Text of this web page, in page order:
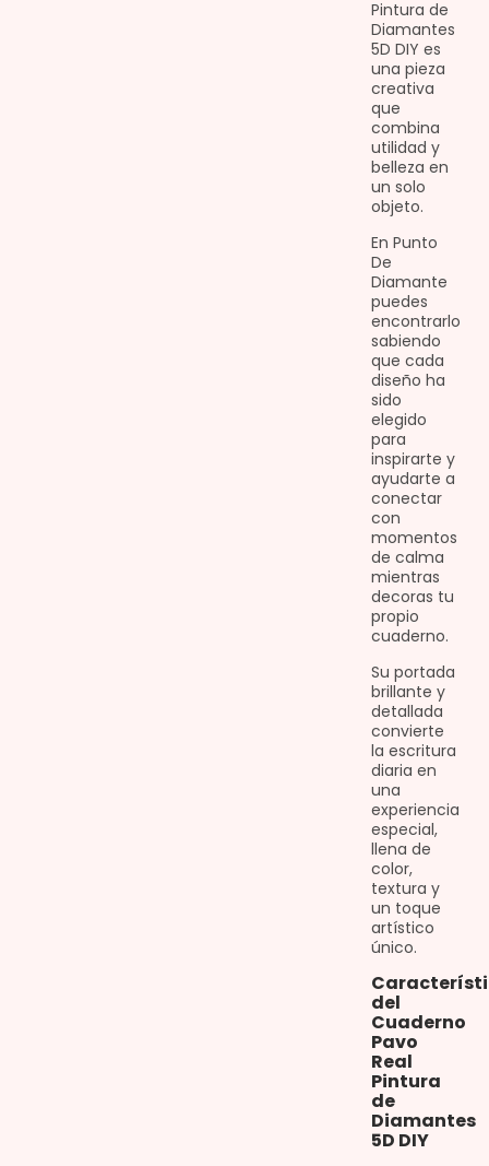
Pintura de
Diamantes
5D DIY es
una pieza
creativa
que
combina
utilidad y
belleza en
un solo
objeto.
En Punto
De
Diamante
puedes
encontrarlo
sabiendo
que cada
diseño ha
sido
elegido
para
inspirarte y
ayudarte a
conectar
con
momentos
de calma
mientras
decoras tu
propio
cuaderno.
Su portada
brillante y
detallada
convierte
la escritura
diaria en
una
experiencia
especial,
llena de
color,
textura y
un toque
artístico
único.
del
Cuaderno
Pavo
Real
Pintura
de
Diamantes
5D DIY